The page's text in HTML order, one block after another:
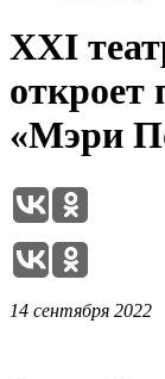
ХХI
откроет
«Мэри
14 сентября 2022